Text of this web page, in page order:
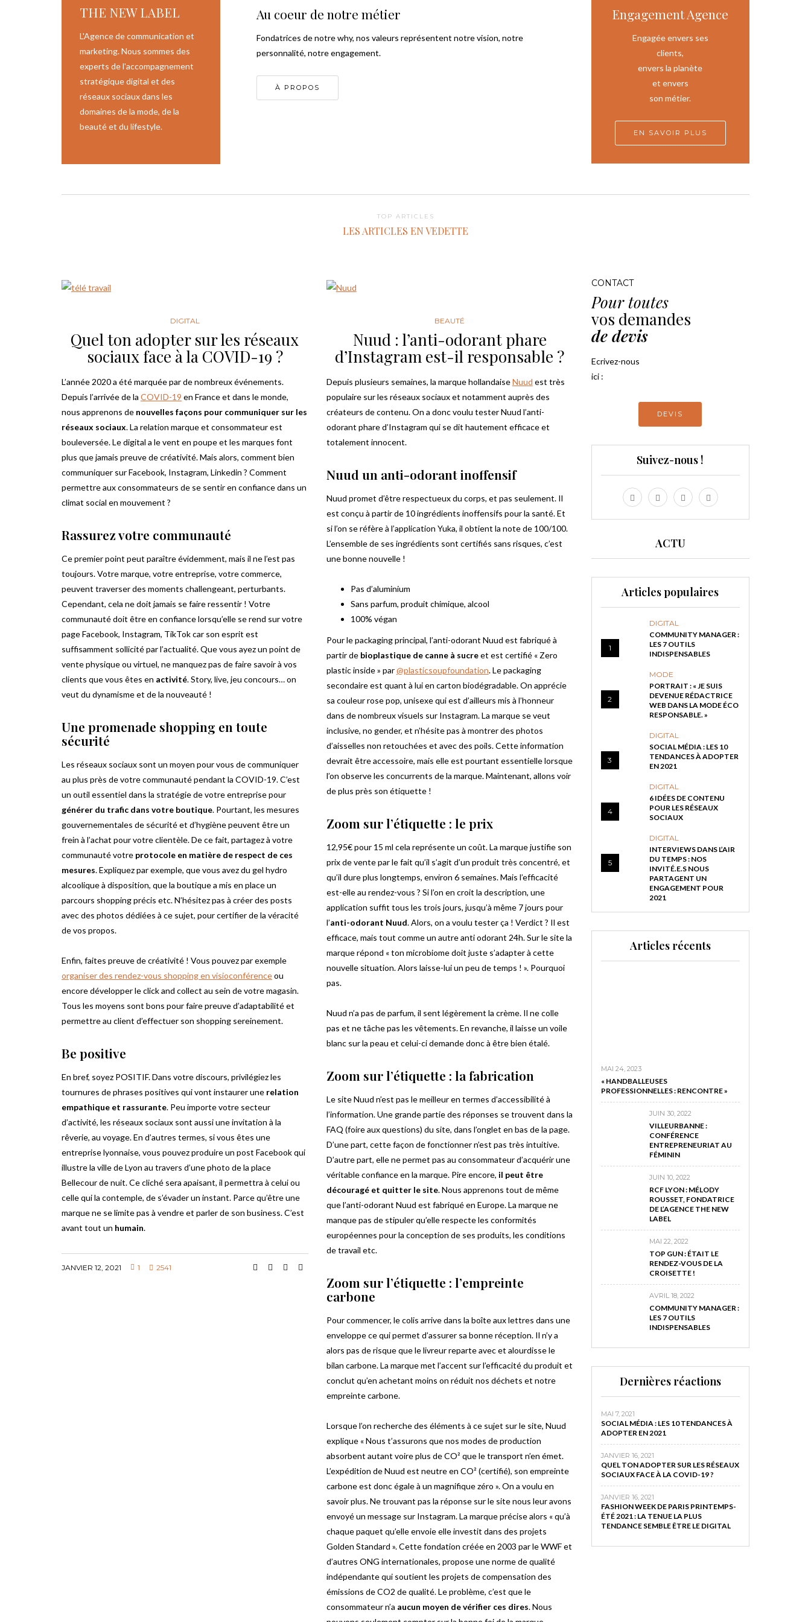
THE NEW LABEL
L'Agence de communication et
marketing. Nous sommes des
experts de l'accompagnement
stratégique digital et des
réseaux sociaux dans les
domaines de la mode, de la
beauté et du lifestyle.
Au coeur de notre métier
Fondatrices de notre why, nos valeurs représentent notre vision, notre
personnalité, notre engagement.
À PROPOS
Engagement Agence
Engagée envers ses
clients,
envers la planète
et envers
son métier.
EN SAVOIR PLUS
TOP ARTICLES
LES ARTICLES EN VEDETTE
DIGITAL
Quel ton adopter sur les réseaux
sociaux face à la COVID-19 ?
L’année 2020 a été marquée par de nombreux événements.
Depuis l’arrivée de la COVID-19 en France et dans le monde,
nous apprenons de nouvelles façons pour communiquer sur les
réseaux sociaux. La relation marque et consommateur est
bouleversée. Le digital a le vent en poupe et les marques font
plus que jamais preuve de créativité. Mais alors, comment bien
communiquer sur Facebook, Instagram, Linkedin ? Comment
permettre aux consommateurs de se sentir en confiance dans un
climat social en mouvement ?
Rassurez votre communauté
Ce premier point peut paraître évidemment, mais il ne l’est pas
toujours. Votre marque, votre entreprise, votre commerce,
peuvent traverser des moments challengeant, perturbants.
Cependant, cela ne doit jamais se faire ressentir ! Votre
communauté doit être en confiance lorsqu’elle se rend sur votre
page Facebook, Instagram, TikTok car son esprit est
suffisamment sollicité par l’actualité. Que vous ayez un point de
vente physique ou virtuel, ne manquez pas de faire savoir à vos
clients que vous êtes en activité. Story, live, jeu concours… on
veut du dynamisme et de la nouveauté !
Une promenade shopping en toute
sécurité
Les réseaux sociaux sont un moyen pour vous de communiquer
au plus près de votre communauté pendant la COVID-19. C’est
un outil essentiel dans la stratégie de votre entreprise pour
générer du trafic dans votre boutique. Pourtant, les mesures
gouvernementales de sécurité et d’hygiène peuvent être un
frein à l’achat pour votre clientèle. De ce fait, partagez à votre
communauté votre protocole en matière de respect de ces
mesures. Expliquez par exemple, que vous avez du gel hydro
alcoolique à disposition, que la boutique a mis en place un
parcours shopping précis etc. N’hésitez pas à créer des posts
avec des photos dédiées à ce sujet, pour certifier de la véracité
de vos propos.
Enfin, faites preuve de créativité ! Vous pouvez par exemple
organiser des rendez-vous shopping en visioconférenceou
encore développer le click and collect au sein de votre magasin.
Tous les moyens sont bons pour faire preuve d’adaptabilité et
permettre au client d’effectuer son shopping sereinement.
Be positive
En bref, soyez POSITIF. Dans votre discours, privilégiez les
tournures de phrases positives qui vont instaurer une relation
empathique et rassurante. Peu importe votre secteur
d’activité, les réseaux sociaux sont aussi une invitation à la
rêverie, au voyage. En d’autres termes, si vous êtes une
entreprise lyonnaise, vous pouvez produire un post Facebook qui
illustre la ville de Lyon au travers d’une photo de la place
Bellecour de nuit. Ce cliché sera apaisant, il permettra à celui ou
celle qui la contemple, de s’évader un instant. Parce qu’être une
marque ne se limite pas à vendre et parler de son business. C’est
avant tout un humain.
JANVIER 12, 2021 1 2541
BEAUTÉ
Nuud : l’anti-odorant phare
d’Instagram est-il responsable ?
Depuis plusieurs semaines, la marque hollandaiseNuud est très
populaire sur les réseaux sociaux et notamment auprès des
créateurs de contenu. On a donc voulu tester Nuud l’anti-
odorant phare d’Instagram qui se dit hautement efficace et
totalement innocent.
Nuud un anti-odorant inoffensif
Nuud promet d’être respectueux du corps, et pas seulement. Il
est conçu à partir de 10 ingrédients inoffensifs pour la santé. Et
si l’on se réfère à l’application Yuka, il obtient la note de 100/100.
L’ensemble de ses ingrédients sont certifiés sans risques, c’est
une bonne nouvelle !
Pas d’aluminium
Sans parfum, produit chimique, alcool
100% végan
Pour le packaging principal, l’anti-odorant Nuud est fabriqué à
partir de bioplastique de canne à sucreet est certifié « Zero
plastic inside » par@plasticsoupfoundation. Le packaging
secondaire est quant à lui en carton biodégradable. On apprécie
sa couleur rose pop, unisexe qui est d’ailleurs mis à l’honneur
dans de nombreux visuels sur Instagram. La marque se veut
inclusive, no gender, et n’hésite pas à montrer des photos
d’aisselles non retouchées et avec des poils. Cette information
devrait être accessoire, mais elle est pourtant essentielle lorsque
l’on observe les concurrents de la marque. Maintenant, allons voir
de plus près son étiquette !
Zoom sur l’étiquette : le prix
12,95€ pour 15 ml cela représente un coût. La marque justifie son
prix de vente par le fait qu’il s’agit d’un produit très concentré, et
qu’il dure plus longtemps, environ 6 semaines. Mais l’efficacité
est-elle au rendez-vous ? Si l’on en croit la description, une
application suffit tous les trois jours, jusqu’à même 7 jours pour
l’anti-odorant Nuud. Alors, on a voulu tester ça ! Verdict ? Il est
efficace, mais tout comme un autre anti odorant 24h. Sur le site la
marque répond « ton microbiome doit juste s’adapter à cette
nouvelle situation. Alors laisse-lui un peu de temps ! ». Pourquoi
pas.
Nuud n’a pas de parfum, il sent légèrement la crème. Il ne colle
pas et ne tâche pas les vêtements. En revanche, il laisse un voile
blanc sur la peau et celui-ci demande donc à être bien étalé.
Zoom sur l’étiquette : la fabrication
Le site Nuud n’est pas le meilleur en termes d’accessibilité à
l’information. Une grande partie des réponses se trouvent dans la
FAQ (foire aux questions) du site, dans l’onglet en bas de la page.
D’une part, cette façon de fonctionner n’est pas très intuitive.
D’autre part, elle ne permet pas au consommateur d’acquérir une
véritable confiance en la marque. Pire encore, il peut être
découragé et quitter le site. Nous apprenons tout de même
que l’anti-odorant Nuud est fabriqué en Europe. La marque ne
manque pas de stipuler qu’elle respecte les conformités
européennes pour la conception de ses produits, les conditions
de travail etc.
Zoom sur l’étiquette : l’empreinte
carbone
Pour commencer, le colis arrive dans la boîte aux lettres dans une
enveloppe ce qui permet d’assurer sa bonne réception. Il n’y a
alors pas de risque que le livreur reparte avec et alourdisse le
bilan carbone. La marque met l’accent sur l’efficacité du produit et
conclut qu’en achetant moins on réduit nos déchets et notre
empreinte carbone.
Lorsque l’on recherche des éléments à ce sujet sur le site, Nuud
explique « Nous t’assurons que nos modes de production
absorbent autant voire plus de CO² que le transport n’en émet.
L’expédition de Nuud est neutre en CO² (certifié), son empreinte
carbone est donc égale à un magnifique zéro ». On a voulu en
savoir plus. Ne trouvant pas la réponse sur le site nous leur avons
envoyé un message sur Instagram. La marque précise alors « qu’à
chaque paquet qu’elle envoie elle investit dans des projets
Golden Standard ». Cette fondation créée en 2003 par le WWF et
d’autres ONG internationales, propose une norme de qualité
indépendante qui soutient les projets de compensation des
émissions de CO2 de qualité. Le problème, c’est que le
consommateur n’a aucun moyen de vérifier ces dires. Nous
CONTACT
Pour toutes
vos demandes
de devis
Ecrivez-nous
ici :
DEVIS
Suivez-nous !
ACTU
Articles populaires
1
DIGITAL
COMMUNITY MANAGER :
LES 7 OUTILS
INDISPENSABLES
2
MODE
PORTRAIT : « JE SUIS
DEVENUE RÉDACTRICE
WEB DANS LA MODE ÉCO
RESPONSABLE. »
3
DIGITAL
SOCIAL MÉDIA : LES 10
TENDANCES À ADOPTER
EN 2021
4
DIGITAL
6 IDÉES DE CONTENU
POUR LES RÉSEAUX
SOCIAUX
5
DIGITAL
INTERVIEWS DANS L’AIR
DU TEMPS : NOS
INVITÉ.E.S NOUS
PARTAGENT UN
ENGAGEMENT POUR
2021
Articles récents
MAI 24, 2023
« HANDBALLEUSES
PROFESSIONNELLES : RENCONTRE »
JUIN 30, 2022
VILLEURBANNE :
CONFÉRENCE
ENTREPRENEURIAT AU
FÉMININ
JUIN 10, 2022
RCF LYON : MÉLODY
ROUSSET, FONDATRICE
DE L’AGENCE THE NEW
LABEL
MAI 22, 2022
TOP GUN : ÉTAIT LE
RENDEZ-VOUS DE LA
CROISETTE !
AVRIL 18, 2022
COMMUNITY MANAGER :
LES 7 OUTILS
INDISPENSABLES
Dernières réactions
MAI 7, 2021
SOCIAL MÉDIA : LES 10 TENDANCES À
ADOPTER EN 2021
JANVIER 16, 2021
QUEL TON ADOPTER SUR LES RÉSEAUX
SOCIAUX FACE À LA COVID-19 ?
JANVIER 16, 2021
FASHION WEEK DE PARIS PRINTEMPS-
ÉTÉ 2021 : LA TENUE LA PLUS
TENDANCE SEMBLE ÊTRE LE DIGITAL